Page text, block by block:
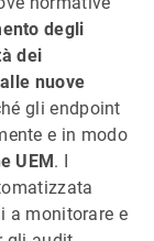
degli
dei
nuove
gli endpoint
e in modo
UEM. I
a monitorare e